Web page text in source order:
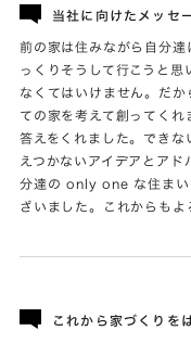
当社に向けたメッセ
前の家は住みながら自分
っくりそうして行こうと
なくてはいけません。だ
ての家を考えて創ってく
答えをくれました。できな
えつかないアイデアとアド
分達の only one な住まい
ざいました。これからもよ
これから家づくりを